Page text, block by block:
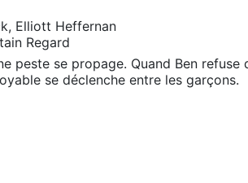
Elliott Heffernan
Regard
peste se propage. Quand Ben
se déclenche entre les garçons.